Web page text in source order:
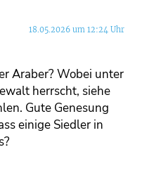
18.05.2026 um 12:24 Uhr
Araber? Wobei unter
herrscht, siehe
Gute Genesung
einige Siedler in